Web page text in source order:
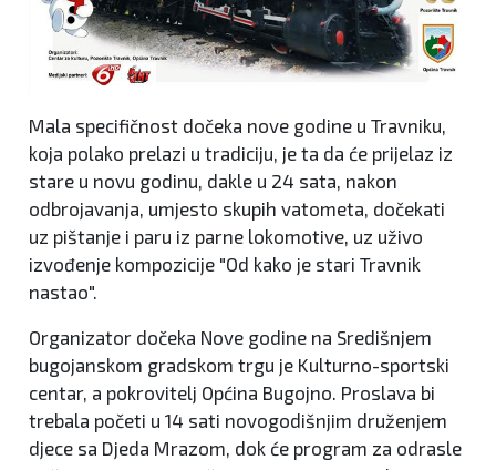
Mala specifičnost dočeka nove godine u Travniku,
koja polako prelazi u tradiciju, je ta da će prijelaz iz
stare u novu godinu, dakle u 24 sata, nakon
odbrojavanja, umjesto skupih vatometa, dočekati
uz pištanje i paru iz parne lokomotive, uz uživo
izvođenje kompozicije "Od kako je stari Travnik
nastao".
Organizator dočeka Nove godine na Središnjem
bugojanskom gradskom trgu je Kulturno-sportski
centar, a pokrovitelj Općina Bugojno. Proslava bi
trebala početi u 14 sati novogodišnjim druženjem
djece sa Djeda Mrazom, dok će program za odrasle